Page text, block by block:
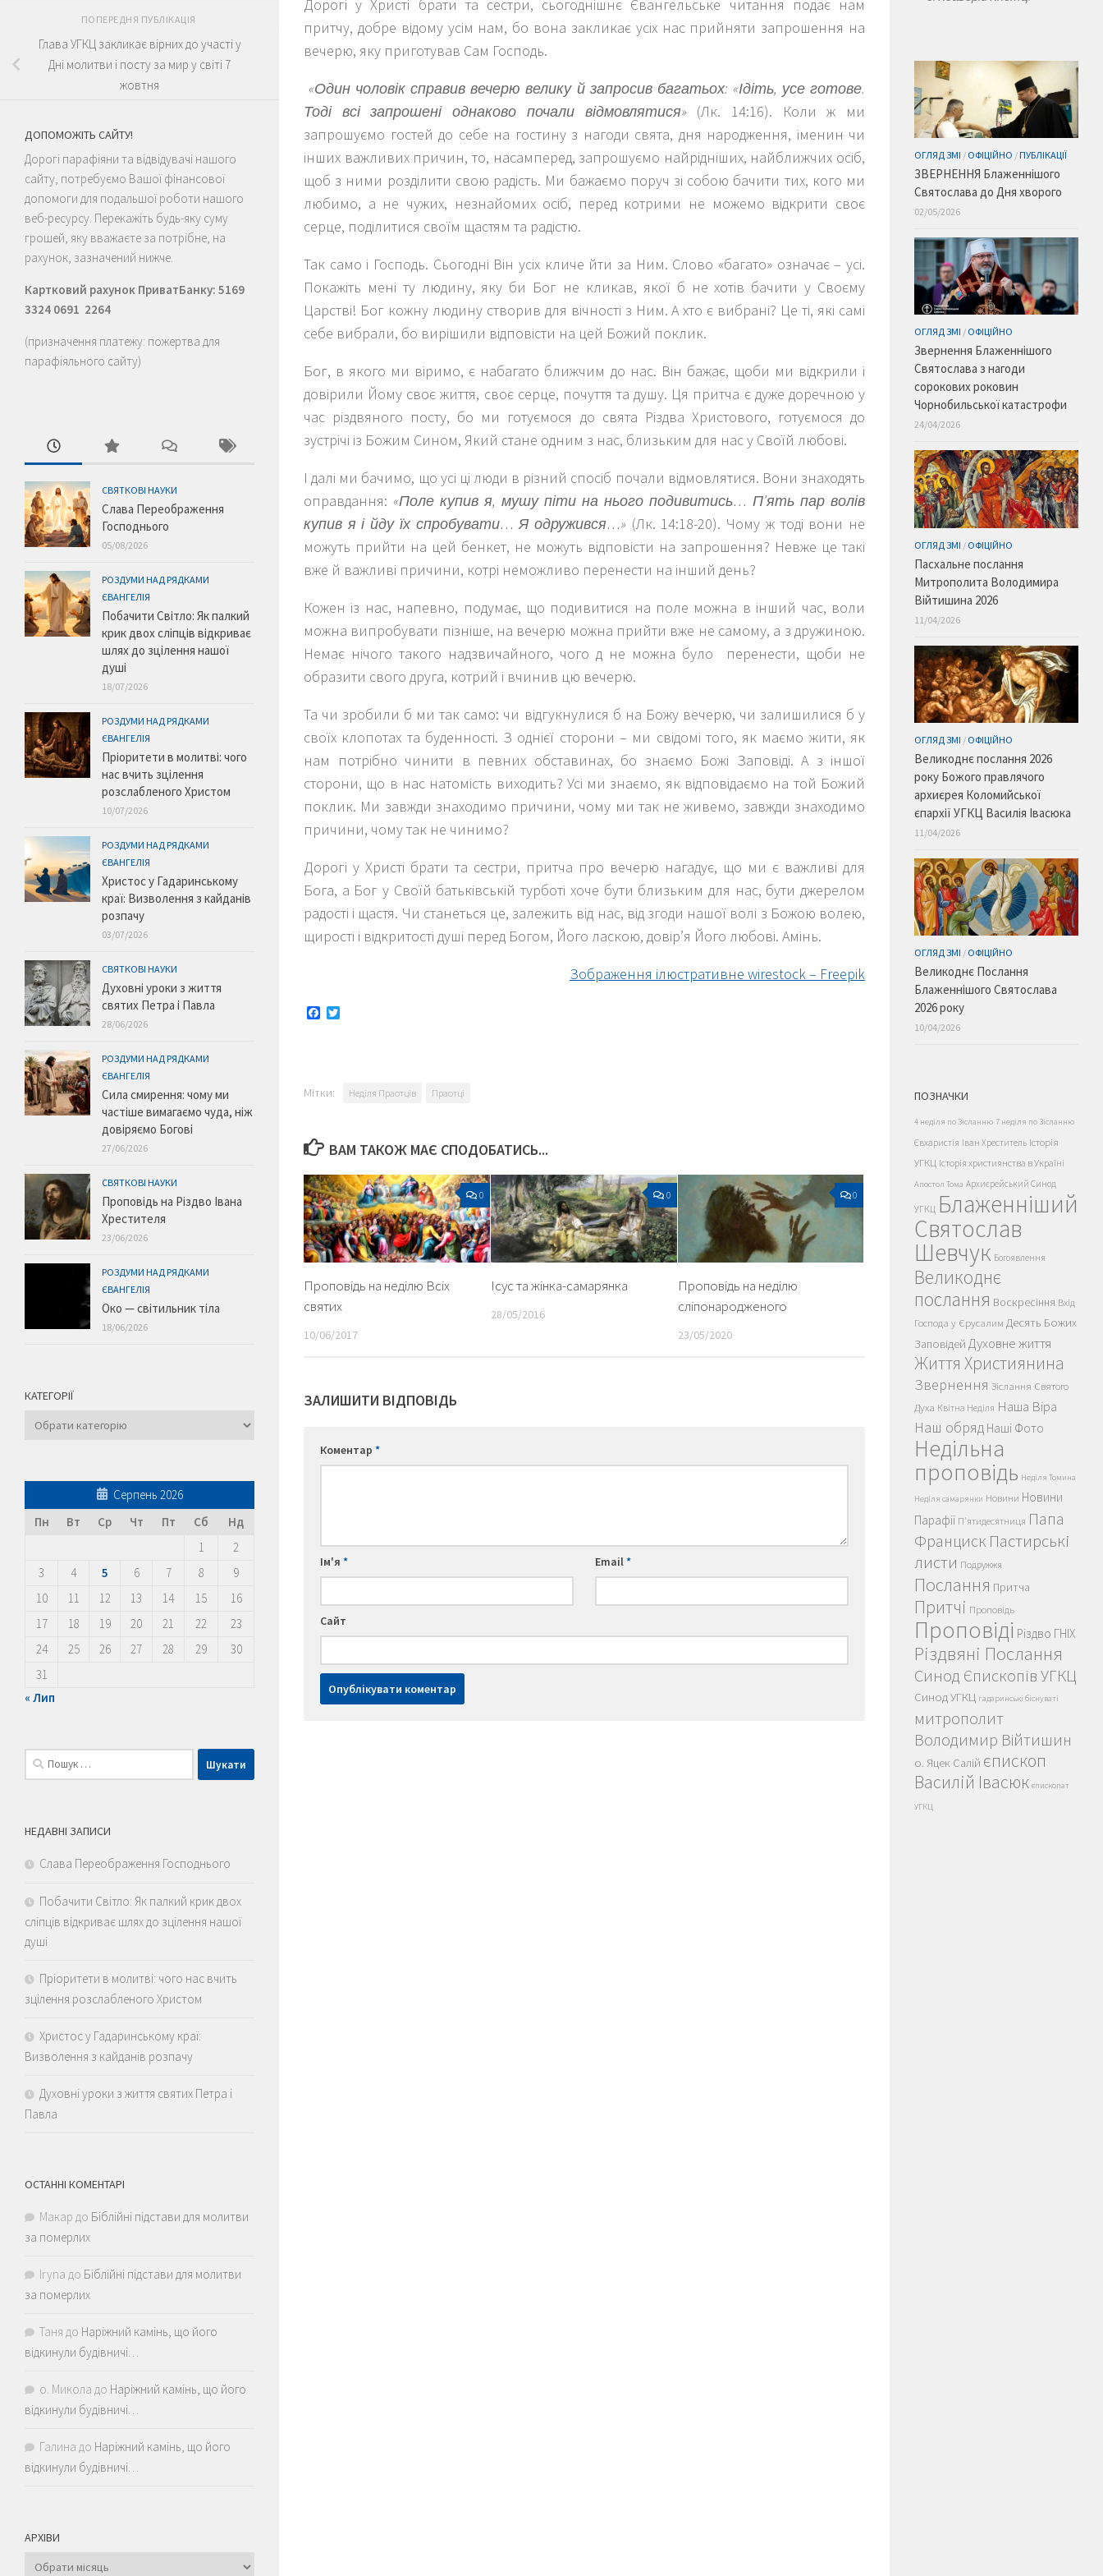
Дорогі у Христі брати та сестри, сьогоднішнє Євангельське читання подає нам
притчу, добре відому усім нам, бо вона закликає усіх нас прийняти запрошення на
вечерю, яку приготував Сам Господь.
«Один чоловік справив вечерю велику й запросив багатьох: «Ідіть, усе готове.
Тоді всі запрошені однаково почали відмовлятися»(Лк. 14:16). Коли ж ми
запрошуємо гостей до себе на гостину з нагоди свята, дня народження, іменин чи
інших важливих причин, то, насамперед, запрошуємо найрідніших, найближчих осіб,
щоб з ними розділити свою радість. Ми бажаємо поруч зі собою бачити тих, кого ми
любимо, а не чужих, незнайомих осіб, перед котрими не можемо відкрити своє
серце, поділитися своїм щастям та радістю.
Так само і Господь. Сьогодні Він усіх кличе йти за Ним. Слово «багато» означає – усі.
Покажіть мені ту людину, яку би Бог не кликав, якої б не хотів бачити у Своєму
Царстві! Бог кожну людину створив для вічності з Ним. А хто є вибрані? Це ті, які самі
себе вибрали, бо вирішили відповісти на цей Божий поклик.
Бог, в якого ми віримо, є набагато ближчим до нас. Він бажає, щоби ми відкрили і
довірили Йому своє життя, своє серце, почуття та душу. Ця притча є дуже доречною у
час різдвяного посту, бо ми готуємося до свята Різдва Христового, готуємося до
зустрічі із Божим Сином, Який стане одним з нас, близьким для нас у Своїй любові.
І далі ми бачимо, що усі ці люди в різний спосіб почали відмовлятися. Вони знаходять
оправдання: «Поле купив я, мушу піти на нього подивитись… П’ять пар волів
купив я і йду їх спробувати…Я одружився…» (Лк. 14:18-20). Чому ж тоді вони не
можуть прийти на цей бенкет, не можуть відповісти на запрошення? Невже це такі
вже й важливі причини, котрі неможливо перенести на інший день?
Кожен із нас, напевно, подумає, що подивитися на поле можна в інший час, воли
можна випробувати пізніше, на вечерю можна прийти вже не самому, а з дружиною.
Немає нічого такого надзвичайного, чого д не можна було перенести, щоби не
образити свого друга, котрий і вчинив цю вечерю.
Та чи зробили б ми так само: чи відгукнулися б на Божу вечерю, чи залишилися б у
своїх клопотах та буденності. З однієї сторони – ми свідомі того, як маємо жити, як
нам потрібно чинити в певних обставинах, бо знаємо Божі Заповіді. А з іншої
сторони, що в нас натомість виходить? Усі ми знаємо, як відповідаємо на той Божий
поклик. Ми завжди знаходимо причини, чому ми так не живемо, завжди знаходимо
причини, чому так не чинимо?
Дорогі у Христі брати та сестри, притча про вечерю нагадує, що ми є важливі для
Бога, а Бог у Своїй батьківській турботі хоче бути близьким для нас, бути джерелом
радості і щастя. Чи станеться це, залежить від нас, від згоди нашої волі з Божою волею,
щирості і відкритості душі перед Богом, Його ласкою, довір’я Його любові. Амінь.
Зображення ілюстративне wirestock – Freepik
Facebook
Мітки: Неділя Праотців Праотці
ВАМ ТАКОЖ МАЄ СПОДОБАТИСЬ...
0
Проповідь на неділю Всіх
святих
10/06/2017
0
Ісус та жінка-самарянка
28/05/2016
0
Проповідь на неділю
сліпонародженого
23/05/2020
ЗАЛИШИТИ ВІДПОВІДЬ
Коментар *
Ім'я * Email*
Сайт
ПОПЕРЕДНЯ ПУБЛІКАЦІЯ
Глава УГКЦ закликає вірних до участі у
Дні молитви і посту за мир у світі 7
жовтня
ДОПОМОЖІТЬ САЙТУ!
Дорогі парафіяни та відвідувачі нашого
сайту, потребуємо Вашої фінансової
допомоги для подальшої роботи нашого
веб-ресурсу. Перекажіть будь-яку суму
грошей, яку вважаєте за потрібне, на
рахунок, зазначений нижче.
Картковий рахунок ПриватБанку: 5169
3324 0691 2264
(призначення платежу: пожертва для
парафіяльного сайту)
СВЯТКОВІ НАУКИ
Слава Переображення
Господнього
05/08/2026
РОЗДУМИ НАД РЯДКАМИ
ЄВАНГЕЛІЯ
Побачити Світло: Як палкий
крик двох сліпців відкриває
шлях до зцілення нашої
душі
18/07/2026
РОЗДУМИ НАД РЯДКАМИ
ЄВАНГЕЛІЯ
Пріоритети в молитві: чого
нас вчить зцілення
розслабленого Христом
10/07/2026
РОЗДУМИ НАД РЯДКАМИ
ЄВАНГЕЛІЯ
Христос у Гадаринському
краї: Визволення з кайданів
розпачу
03/07/2026
СВЯТКОВІ НАУКИ
Духовні уроки з життя
святих Петра і Павла
28/06/2026
РОЗДУМИ НАД РЯДКАМИ
ЄВАНГЕЛІЯ
Сила смирення: чому ми
частіше вимагаємо чуда, ніж
довіряємо Богові
27/06/2026
СВЯТКОВІ НАУКИ
Проповідь на Різдво Івана
Хрестителя
23/06/2026
РОЗДУМИ НАД РЯДКАМИ
ЄВАНГЕЛІЯ
Око — світильник тіла
18/06/2026
КАТЕГОРІЇ
Категорії
Серпень 2026
Пн
Вт Ср Чт Пт Сб
Нд
1
2
3
4 5 6 7 8
9
10
11 12 13 14 15
16
17
18 19 20 21 22
23
24
25 26 27 28 29
30
31
« Лип
Пошук:
НЕДАВНІ ЗАПИСИ
Слава Переображення Господнього
Побачити Світло: Як палкий крик двох
сліпців відкриває шлях до зцілення нашої
душі
Пріоритети в молитві: чого нас вчить
зцілення розслабленого Христом
Христос у Гадаринському краї:
Визволення з кайданів розпачу
Духовні уроки з життя святих Петра і
Павла
ОСТАННІ КОМЕНТАРІ
Макар до Біблійні підстави для молитви
за померлих
Iryna до Біблійні підстави для молитви
за померлих
Таня до Наріжний камінь, що його
відкинули будівничі…
о. Микола до Наріжний камінь, що його
відкинули будівничі…
Галина до Наріжний камінь, що його
відкинули будівничі…
АРХІВИ
Архіви
ОГЛЯД ЗМІ / ОФІЦІЙНО /ПУБЛІКАЦІЇ
ЗВЕРНЕННЯ Блаженнішого
Святослава до Дня хворого
02/05/2026
ОГЛЯД ЗМІ / ОФІЦІЙНО
Звернення Блаженнішого
Святослава з нагоди
сорокових роковин
Чорнобильської катастрофи
24/04/2026
ОГЛЯД ЗМІ / ОФІЦІЙНО
Пасхальне послання
Митрополита Володимира
Війтишина 2026
11/04/2026
ОГЛЯД ЗМІ / ОФІЦІЙНО
Великоднє послання 2026
року Божого правлячого
архиєрея Коломийської
єпархії УГКЦ Василія Івасюка
11/04/2026
ОГЛЯД ЗМІ / ОФІЦІЙНО
Великоднє Послання
Блаженнішого Святослава
2026 року
10/04/2026
ПОЗНАЧКИ
4 неділя по Зісланню 7 неділя по Зісланню
Євхаристія Іван Хреститель Історія
УГКЦ Історія християнства в Україні
Апостол Тома Архиєрейський Синод
УГКЦ Блаженніший
Святослав
Шевчук Богоявлення
Великоднє
послання Воскресіння Вхід
Господа у Єрусалим Десять Божих
Заповідей Духовне життя
Життя Християнина
Звернення Зіслання Святого
Духа Квітна Неділя Наша Віра
Наш обряд Наші Фото
Недільна
проповідь Неділя Томина
Неділя самарянки Новини Новини
Парафії П'ятидесятниця Папа
Франциск Пастирські
листи Подружжя
Послання Притча
Притчі Проповідь
Проповіді Різдво ГНІХ
Різдвяні Послання
Синод Єпископів УГКЦ
Синод УГКЦ гадаринські біснуваті
митрополит
Володимир Війтишин
о. Яцек Салій єпископ
Василій Івасюк єпископат
УГКЦ